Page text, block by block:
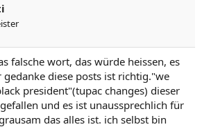
falsche wort, das würde heissen, es
gedanke diese posts ist richtig."we
president"(tupac changes) dieser
und es ist unaussprechlich für
das alles ist. ich selbst bin